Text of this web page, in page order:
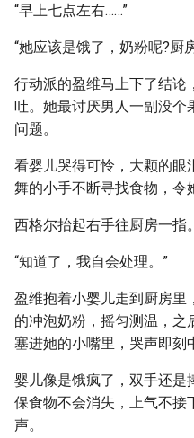
“早上七点左右……”
“她应该是饿了，奶粉呢?厨
行动派的盈维马上下了结论
吐。她最讨厌男人一副没个
问题。
看婴儿哭得可怜，大颗的眼
舞的小手不断寻找食物，令
西格尔抬起右手往厨房一指
“知道了，我自会处理。”
盈维抱着小婴儿走到厨房里
的冲泡奶粉，摇匀测温，
塞进她的小嘴里，哭声即刻
婴儿像是饿疯了，双手还是
保食物不会消失，上气不接
声。